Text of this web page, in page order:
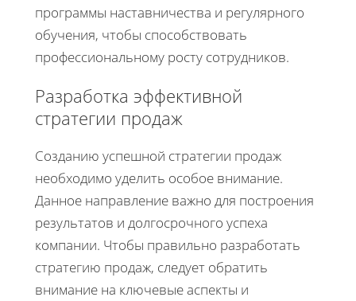
программы наставничества и регулярного
обучения, чтобы способствовать
профессиональному росту сотрудников.
Разработка эффективной
стратегии продаж
Созданию успешной стратегии продаж
необходимо уделить особое внимание.
Данное направление важно для построения
результатов и долгосрочного успеха
компании. Чтобы правильно разработать
стратегию продаж, следует обратить
внимание на ключевые аспекты и